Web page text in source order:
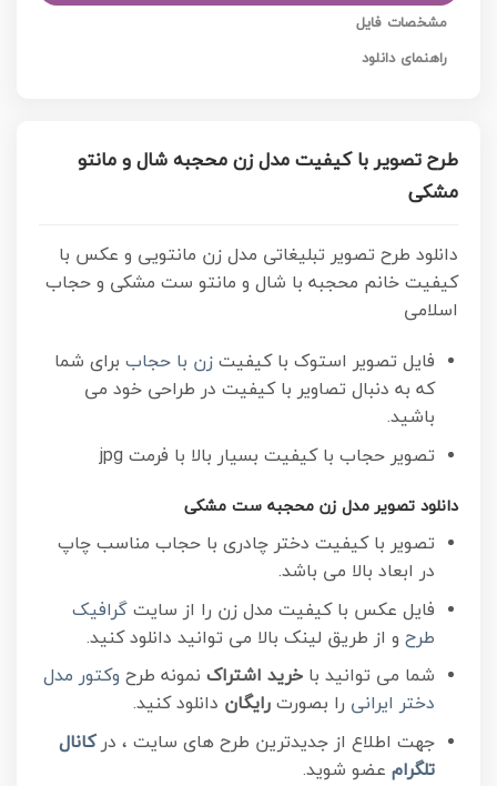
مشخصات فایل
راهنمای دانلود
طرح تصویر با کیفیت مدل زن محجبه شال و مانتو
مشکی
دانلود طرح تصویر تبلیغاتی مدل زن مانتویی و عکس با
کیفیت خانم محجبه با شال و مانتو ست مشکی و حجاب
اسلامی
فایل تصویر استوک با کیفیت زن با حجاببرای شما
که به دنبال تصاویر با کیفیت در طراحی خود می
باشید.
تصویر حجاب با کیفیت بسیار بالا با فرمت jpg
دانلود تصویر مدل زن محجبه ست مشکی
تصویر با کیفیت دختر چادری با حجاب مناسب چاپ
در ابعاد بالا می باشد.
فایل عکس با کیفیت مدل زن را از سایتگرافیک
طرحو از طریق لینک بالا می توانید دانلود کنید.
شما می توانید با خرید اشتراکنمونه طرح وکتور مدل
دختر ایرانی را بصورت رایگان دانلود کنید.
جهت اطلاع از جدیدترین طرح های سایت ، درکانال
تلگرامعضو شوید.